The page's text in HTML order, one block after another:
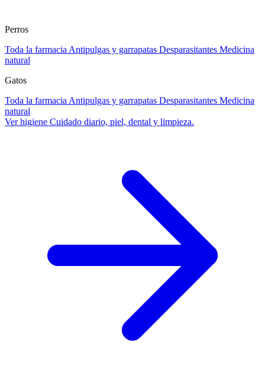
Perros
Toda la farmacia Antipulgas y garrapatas Desparasitantes Medicina
natural
Gatos
Toda la farmacia Antipulgas y garrapatas Desparasitantes Medicina
natural
Ver higiene Cuidado diario, piel, dental y limpieza.